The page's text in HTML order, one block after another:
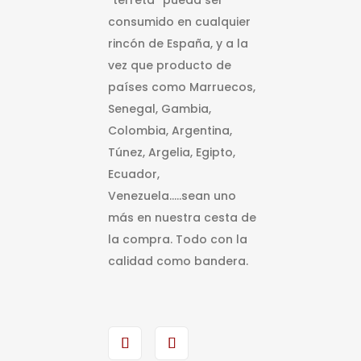
consumido en cualquier
rincón de España, y a la
vez que producto de
países como Marruecos,
Senegal, Gambia,
Colombia, Argentina,
Túnez, Argelia, Egipto,
Ecuador,
Venezuela…..sean uno
más en nuestra cesta de
la compra. Todo con la
calidad como bandera.